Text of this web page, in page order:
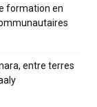
formation en
entre terres